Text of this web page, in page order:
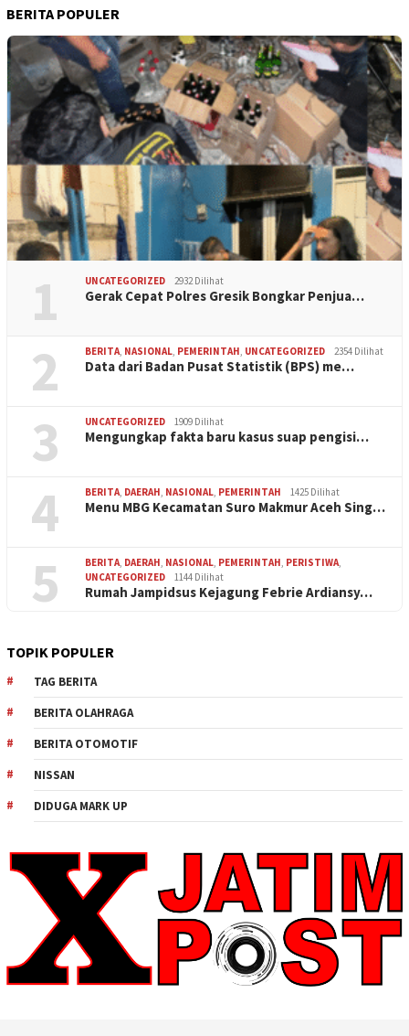
BERITA POPULER
1 UNCATEGORIZED 2932 Dilihat
Gerak Cepat Polres Gresik Bongkar Penjua…
2 BERITA, NASIONAL, PEMERINTAH, UNCATEGORIZED 2354 Dilihat
Data dari Badan Pusat Statistik (BPS) me…
3 UNCATEGORIZED 1909 Dilihat
Mengungkap fakta baru kasus suap pengisi…
4 BERITA, DAERAH, NASIONAL, PEMERINTAH 1425 Dilihat
Menu MBG Kecamatan Suro Makmur Aceh Sing…
5 BERITA, DAERAH, NASIONAL, PEMERINTAH, PERISTIWA,
UNCATEGORIZED
1144 Dilihat
Rumah Jampidsus Kejagung Febrie Ardiansy…
TOPIK POPULER
TAG BERITA
BERITA OLAHRAGA
BERITA OTOMOTIF
NISSAN
DIDUGA MARK UP